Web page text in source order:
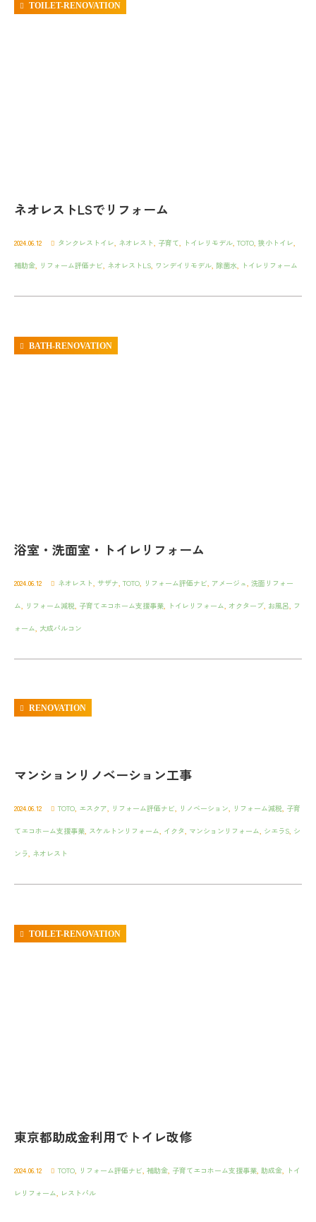
TOILET-RENOVATION
ネオレストLSでリフォーム
2024.06.12 タンクレストイレ, ネオレスト, 子育て, トイレリモデル, TOTO, 狭小トイレ,
補助金, リフォーム評価ナビ, ネオレストLS, ワンデイリモデル, 除菌水, トイレリフォーム
BATH-RENOVATION
浴室・洗面室・トイレリフォーム
2024.06.12 ネオレスト サザナ TOTO リフォーム評価ナビ アメージュ 洗面リフォー
ム リフォーム減税 子育てエコホーム支援事業 トイレリフォーム オクターブ お風呂 フ
ォーム 大成パルコン
RENOVATION
マンションリノベーション工事
2024.06.12 TOTO エスクア リフォーム評価ナビ リノベーション リフォーム減税 子育
てエコホーム支援事業 スケルトンリフォーム イクタ マンションリフォーム シエラS シ
ンラ ネオレスト
TOILET-RENOVATION
東京都助成金利用でトイレ改修
2024.06.12 TOTO, リフォーム評価ナビ, 補助金, 子育てエコホーム支援事業, 助成金, トイ
レリフォーム, レストパル